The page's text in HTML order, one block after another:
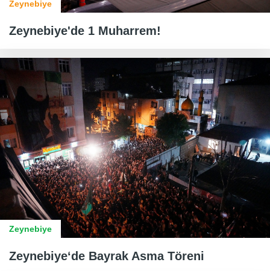
Zeynebiye
Zeynebiye'de 1 Muharrem!
Zeynebiye
Zeynebiye‘de Bayrak Asma Töreni